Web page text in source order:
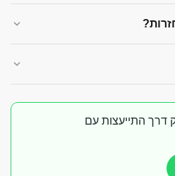
דרך התייעצות עם